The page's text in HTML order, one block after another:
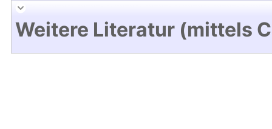
Weitere Literatur (mittels